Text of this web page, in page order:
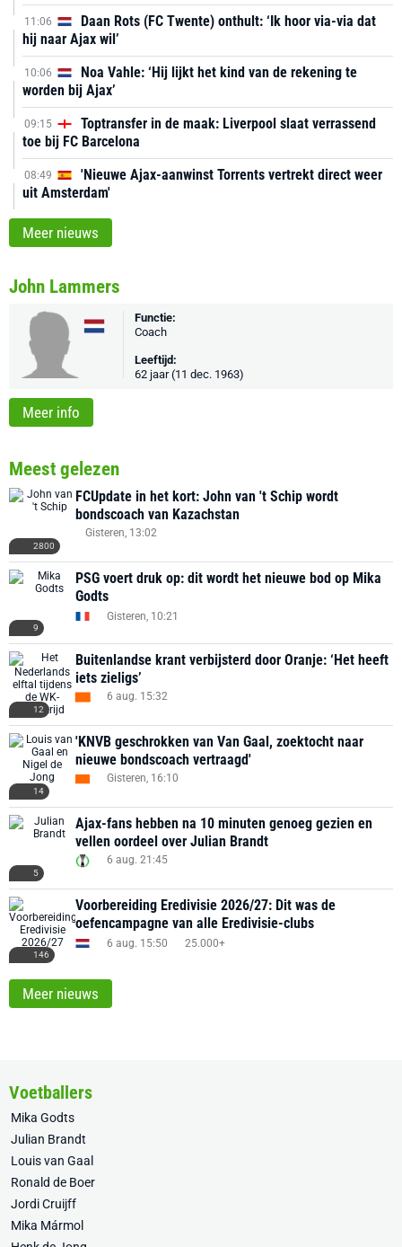
11:06
Daan Rots (FC Twente) onthult: ‘Ik hoor via-via dat
hij naar Ajax wil’
10:06
Noa Vahle: ‘Hij lijkt het kind van de rekening te
worden bij Ajax’
09:15
Toptransfer in de maak: Liverpool slaat verrassend
toe bij FC Barcelona
08:49
'Nieuwe Ajax-aanwinst Torrents vertrekt direct weer
uit Amsterdam'
Meer nieuws
John Lammers
Functie:
Coach
Leeftijd:
62 jaar (11 dec. 1963)
Meer info
Meest gelezen
2800
FCUpdate in het kort: John van 't Schip wordt
bondscoach van Kazachstan
Gisteren, 13:02
9
PSG voert druk op: dit wordt het nieuwe bod op Mika
Godts
Gisteren, 10:21
12
Buitenlandse krant verbijsterd door Oranje: ‘Het heeft
iets zieligs’
6 aug. 15:32
14
'KNVB geschrokken van Van Gaal, zoektocht naar
nieuwe bondscoach vertraagd'
Gisteren, 16:10
5
Ajax-fans hebben na 10 minuten genoeg gezien en
vellen oordeel over Julian Brandt
6 aug. 21:45
146
Voorbereiding Eredivisie 2026/27: Dit was de
oefencampagne van alle Eredivisie-clubs
6 aug. 15:50 25.000+
Meer nieuws
Voetballers
Mika Godts
Julian Brandt
Louis van Gaal
Ronald de Boer
Jordi Cruijff
Mika Mármol